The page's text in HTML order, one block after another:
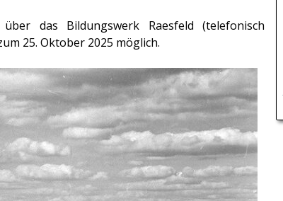
das Bildungswerk Raesfeld (telefonisch
25. Oktober 2025 möglich.